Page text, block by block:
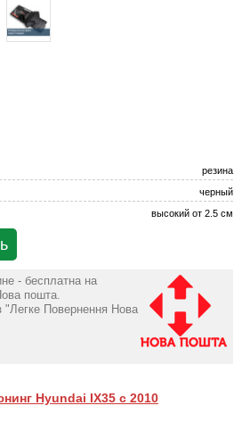
резина
черный
высокий от 2.5 см
- бесплатна на
пошта.
"Легке Повернення Нова
Hyundai IX35 с 2010